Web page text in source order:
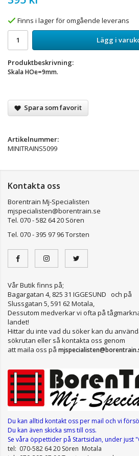
Finns i lager för omgående leverans
Lägg i
Produktbeskrivning:
Skala HOe=9mm.
Spara som favorit
Artikelnummer:
MINITRAINS5099
Kontakta oss
Borentrain Mj-Specialisten
mjspecialisten@borentrain.se
Tel. 070 - 582 64 20 Sören
Tel. 070 - 395 97 96 Torsten
Vår Butik finns på;
Bagargatan 4, 825 31 IGGESUND och på
Slussgatan 5, 591 62 Motala,
Dessutom medverkar vi ofta på
landet!
Hittar du inte vad du söker kan du
sökrutan eller så kontakta oss genom
att maila oss på
Du kan alltid kontakt oss per mail och vi
Du kan även skicka sms till oss.
Se våra öppettiderpå Startsidan, under just
tel: 070-582 64 20 Sören Motala